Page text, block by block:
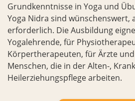
Grundkenntnisse in Yoga und
Yoga Nidra sind
erforderlich. Die Ausbildung
Yogalehrende, für
Körpertherapeuten, für Ärzte
Menschen, die in der Alten-,
Heilerziehungspflege arbeiten.